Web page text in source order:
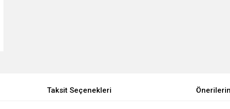
Taksit Seçenekleri